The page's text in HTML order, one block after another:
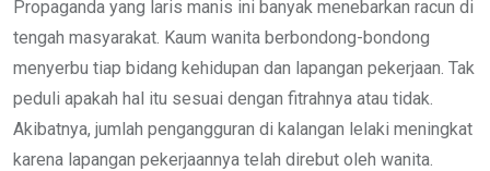
Propaganda yang laris manis ini banyak menebarkan racun di
tengah masyarakat. Kaum wanita berbondong-bondong
menyerbu tiap bidang kehidupan dan lapangan pekerjaan. Tak
peduli apakah hal itu sesuai dengan fitrahnya atau tidak.
Akibatnya, jumlah pengangguran di kalangan lelaki meningkat
karena lapangan pekerjaannya telah direbut oleh wanita.